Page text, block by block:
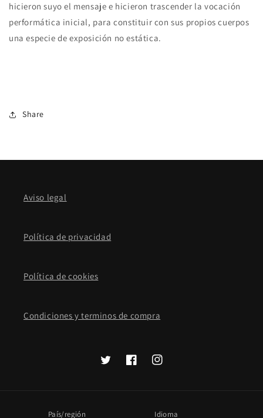
hicieron suyo el mensaje e hicieron trascender la vocación
performática inicial, para constituir con sus propios cuerpos
una especie de exposición no estática.
Share
Aviso legal
Política de privacidad
Política de cookies
Condiciones y terminos de compra
TwitterFacebookInstagram
País/región Idioma